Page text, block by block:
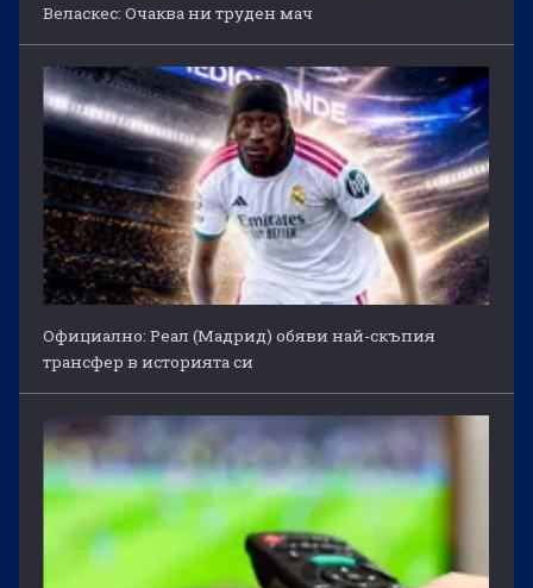
Веласкес: Очаква ни труден мач
Официално: Реал (Мадрид) обяви най-скъпия
трансфер в историята си